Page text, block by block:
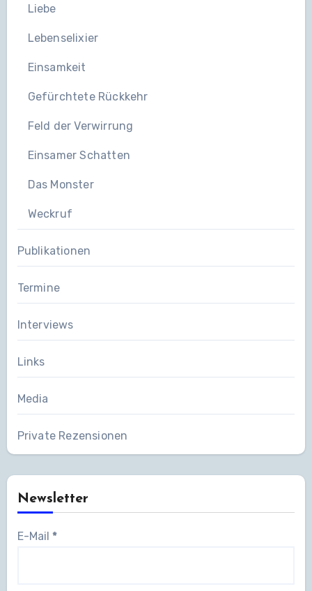
Liebe
Lebenselixier
Einsamkeit
Gefürchtete Rückkehr
Feld der Verwirrung
Einsamer Schatten
Das Monster
Weckruf
Publikationen
Termine
Interviews
Links
Media
Private Rezensionen
Newsletter
E-Mail *